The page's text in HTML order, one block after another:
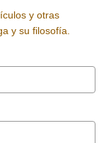
y otras
y su filosofía.